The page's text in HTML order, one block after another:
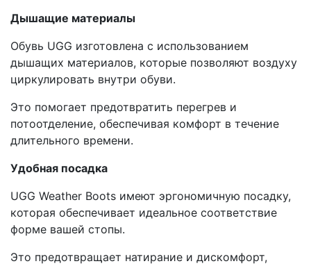
Дышащие материалы
Обувь UGG изготовлена с использованием
дышащих материалов, которые позволяют воздуху
циркулировать внутри обуви.
Это помогает предотвратить перегрев и
потоотделение, обеспечивая комфорт в течение
длительного времени.
Удобная посадка
UGG Weather Boots имеют эргономичную посадку,
которая обеспечивает идеальное соответствие
форме вашей стопы.
Это предотвращает натирание и дискомфорт,